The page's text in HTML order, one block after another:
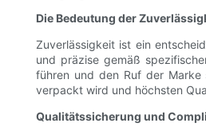
Die Bedeutung der
Zuverlässigkeit ist ein
und präzise gemäß
führen und den Ruf der Marke
verpackt wird und höchsten
Qualitätssicherung und